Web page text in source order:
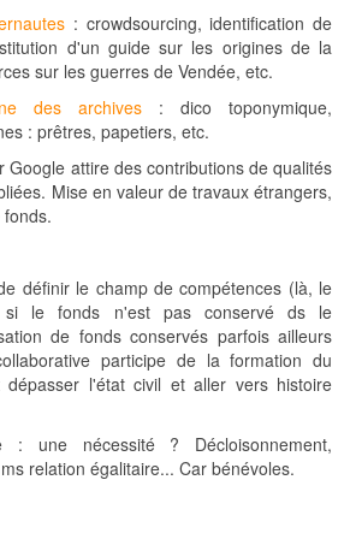
: crowdsourcing, identification de
d'un guide sur les origines de la
sur les guerres de Vendée, etc.
des archives : dico toponymique,
: prêtres, papetiers, etc.
Google attire des contributions de qualités
Mise en valeur de travaux étrangers,
définir le champ de compétences (là, le
si le fonds n'est pas conservé ds le
de fonds conservés parfois ailleurs
participe de la formation du
dépasser l'état civil et aller vers histoire
: une nécessité ? Décloisonnement,
relation égalitaire... Car bénévoles.